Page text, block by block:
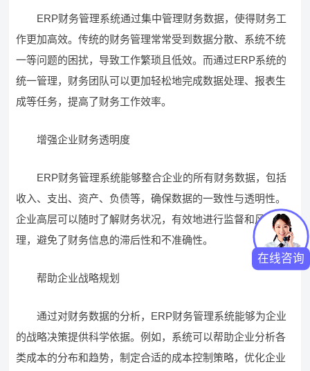
ERP财务管理系统通过集中管理财务数据，使得财务工
作更加高效。传统的财务管理常常受到数据分散、系统不统
一等问题的困扰，导致工作繁琐且低效。而通过ERP系统的
统一管理，财务团队可以更加轻松地完成数据处理、报表生
成等任务，提高了财务工作效率。
增强企业财务透明度
ERP财务管理系统能够整合企业的所有财务数据，包括
收入、支出、资产、负债等，确保数据的一致性与透明性。
企业高层可以随时了解财务状况，有效地进行监督和风险管
理，避免了财务信息的滞后性和不准确性。
帮助企业战略规划
通过对财务数据的分析，ERP财务管理系统能够为企业
的战略决策提供科学依据。例如，系统可以帮助企业分析各
类成本的分布和趋势，制定合适的成本控制策略，优化企业
在线咨询